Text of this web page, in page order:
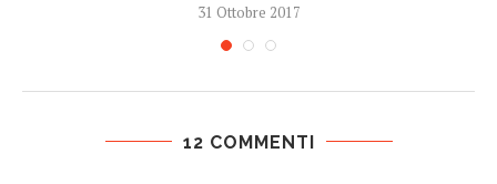
31 Ottobre 2017
12 COMMENTI